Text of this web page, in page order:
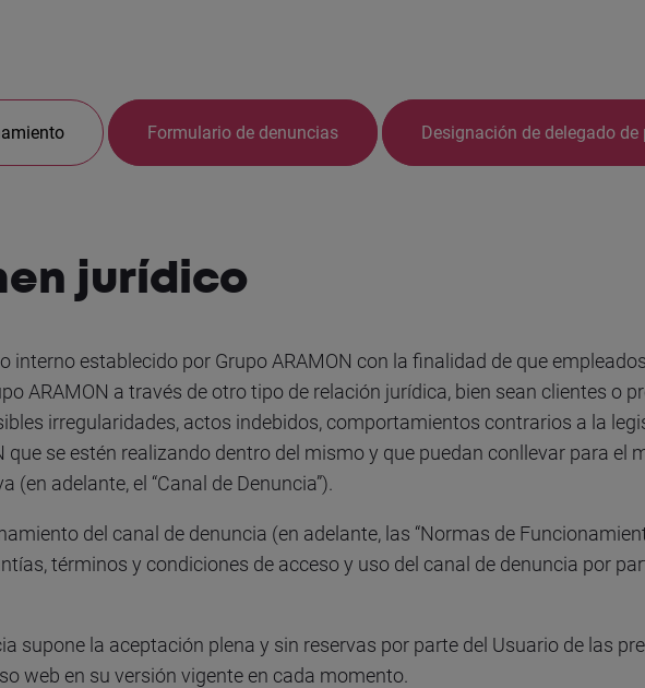
Formulario de denuncias Designación de delegado
jurídico
interno establecido por Grupo ARAMON con la finalidad de que
ARAMON a través de otro tipo de relación jurídica, bien sean clientes o
irregularidades, actos indebidos, comportamientos contrarios a la
se estén realizando dentro del mismo y que puedan conllevar para el
adelante, el “Canal de Denuncia”).
del canal de denuncia (en adelante, las “Normas de
términos y condiciones de acceso y uso del canal de denuncia por
supone la aceptación plena y sin reservas por parte del Usuario de las
web en su versión vigente en cada momento.